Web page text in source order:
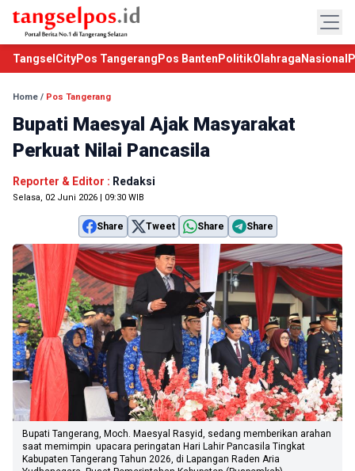
TangselCityPos Tangerang Pos Banten PolitikOlahraga Nasional
Home / Pos Tangerang
Bupati Maesyal Ajak Masyarakat
Perkuat Nilai Pancasila
Reporter & Editor : Redaksi
Selasa, 02 Juni 2026 | 09:30 WIB
Share Tweet Share Share
Bupati Tangerang, Moch. Maesyal Rasyid, sedang memberikan arahan
saat memimpin upacara peringatan Hari Lahir Pancasila Tingkat
Kabupaten Tangerang Tahun 2026, di Lapangan Raden Aria